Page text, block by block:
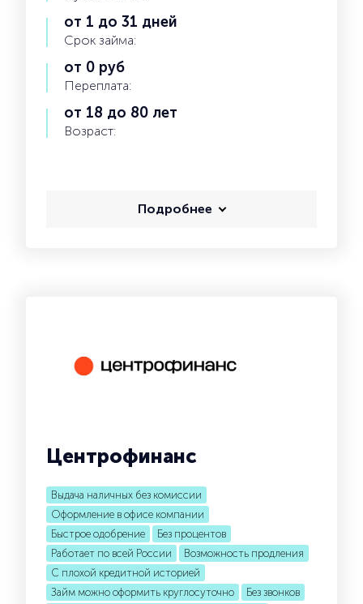
от 1 до 31 дней
Срок займа:
от 0 руб
Переплата:
от 18 до 80 лет
Возраст:
Подробнее
Центрофинанс
Выдача наличных без комиссии
Оформление в офисе компании
Быстрое одобрение
Без процентов
Работает по всей России
Возможность продления
С плохой кредитной историей
Займ можно оформить круглосуточно
Без звонков